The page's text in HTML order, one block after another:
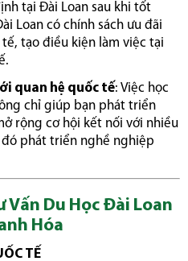
tại Đài Loan sau khi tốt
Loan có chính sách ưu đãi
tạo điều kiện làm việc tại
quan hệ quốc tế: Việc học
chỉ giúp bạn phát triển
rộng cơ hội kết nối với nhiều
phát triển nghề nghiệp
Vấn Du Học Đài Loan
Hóa
TẾ